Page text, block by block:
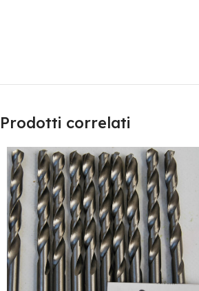
Prodotti correlati